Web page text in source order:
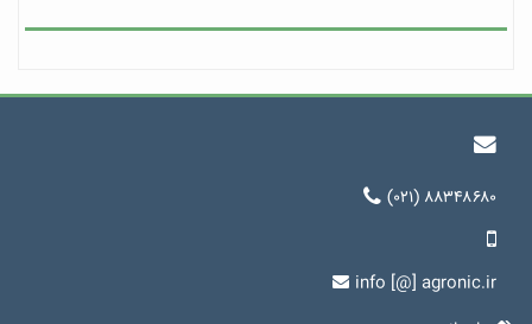
(۰۲۱) ۸۸۳۴۸۶۸۰
info [@] agronic.ir